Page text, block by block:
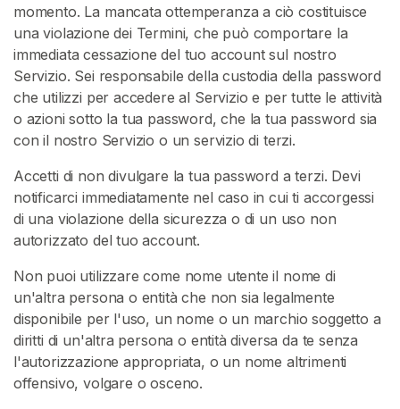
momento. La mancata ottemperanza a ciò costituisce
una violazione dei Termini, che può comportare la
immediata cessazione del tuo account sul nostro
Servizio. Sei responsabile della custodia della password
che utilizzi per accedere al Servizio e per tutte le attività
o azioni sotto la tua password, che la tua password sia
con il nostro Servizio o un servizio di terzi.
Accetti di non divulgare la tua password a terzi. Devi
notificarci immediatamente nel caso in cui ti accorgessi
di una violazione della sicurezza o di un uso non
autorizzato del tuo account.
Non puoi utilizzare come nome utente il nome di
un'altra persona o entità che non sia legalmente
disponibile per l'uso, un nome o un marchio soggetto a
diritti di un'altra persona o entità diversa da te senza
l'autorizzazione appropriata, o un nome altrimenti
offensivo, volgare o osceno.